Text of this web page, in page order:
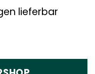
lieferbar